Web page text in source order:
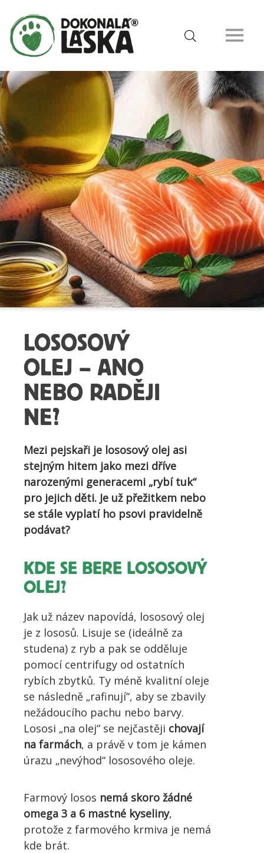
LOSOSOVÝ
OLEJ – ANO
NEBO RADĚJI
NE?
Mezi pejskaři je lososový olej asi
stejným hitem jako mezi dříve
narozenými generacemi „rybí tuk“
pro jejich děti. Je už přežitkem nebo
se stále vyplatí ho psovi pravidelně
podávat?
KDE SE BERE LOSOSOVÝ
OLEJ?
Jak už název napovídá, lososový olej
je z lososů. Lisuje se (ideálně za
studena) z ryb a pak se odděluje
pomocí centrifugy od ostatních
rybích zbytků. Ty méně kvalitní oleje
se následně „rafinují“, aby se zbavily
nežádoucího pachu nebo barvy.
Lososi „na olej“ se nejčastěji chovají
na farmách, a právě v tom je kámen
úrazu „nevýhod“ lososového oleje.
Farmový losos nemá skoro žádné
omega 3 a 6 mastné kyseliny,
protože z farmového krmiva je nemá
kde brát.